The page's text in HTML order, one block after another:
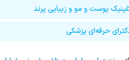
پوست و مو و زیبایی پرند
حرفه‌ای پزشکی